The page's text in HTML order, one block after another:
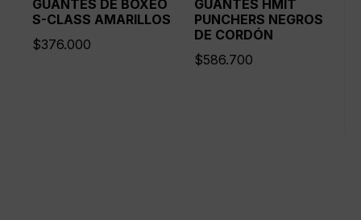
GUANTES DE BOXEO
S-CLASS AMARILLOS
$376.000
GUANTES HMIT
PUNCHERS NEGROS
DE CORDÓN
$586.700